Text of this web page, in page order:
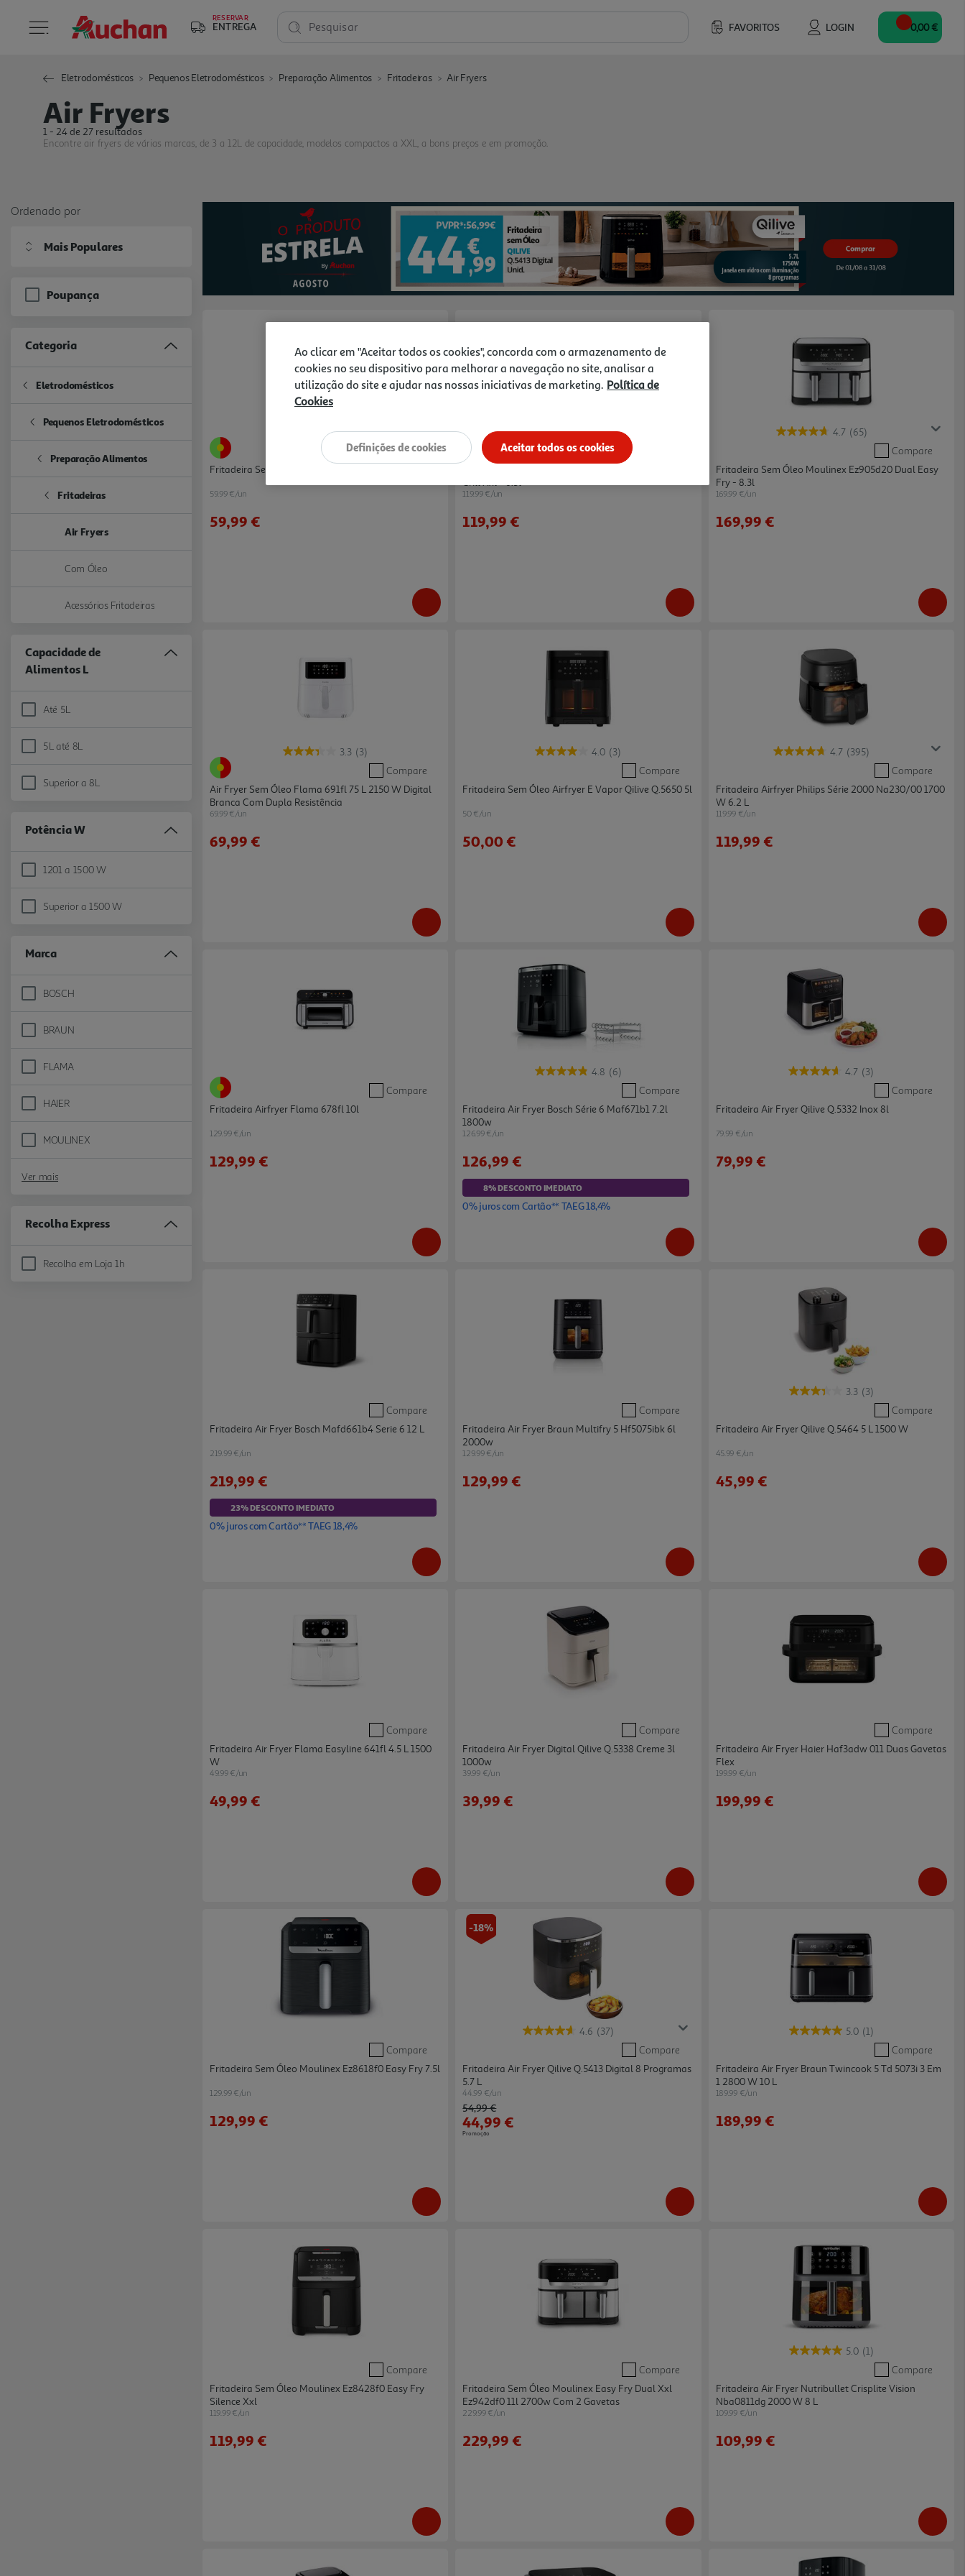
RESERVAR
ENTREGA FAVORITOS LOGIN
Pesquisar 0,00 €
Eletrodomésticos Pequenos Eletrodomésticos Preparação Alimentos Fritadeiras Air Fryers
Air Fryers
1 - 24 de 27 resultados
Encontre air fryers de várias marcas, de 3 a 12L de capacidade, modelos compactos a XXL, a bons preços e em promoção.
Ordenado por
Mais Populares
Poupança
Categoria
Eletrodomésticos
Refine by Categoria: Eletrodomésticos
Pequenos Eletrodomésticos
Refine by Categoria: Pequenos Eletrodomésticos
Preparação Alimentos
Refine by Categoria: Preparação Alimentos
Fritadeiras
Refine by Categoria: Fritadeiras
Air Fryersselected Currently Refined by Categoria: Air Fryers
Com Óleo
Refine by Categoria: Com Óleo
Acessórios Fritadeiras
Refine by Categoria: Acessórios Fritadeiras
Capacidade de
Alimentos L
Até 5L
Refine by Capacidade de Alimentos L: Até 5L
5L até 8L
Refine by Capacidade de Alimentos L: 5L até 8L
Superior a 8L
Refine by Capacidade de Alimentos L: Superior a 8L
Potência W
1201 a 1500 W
Refine by Potência W: 1201 a 1500 W
Superior a 1500 W
Refine by Potência W: Superior a 1500 W
Marca
BOSCH
Refine by Marca: BOSCH
BRAUN
Refine by Marca: BRAUN
FLAMA
Refine by Marca: FLAMA
HAIER
Refine by Marca: HAIER
MOULINEX
Refine by Marca: MOULINEX
Ver mais
Recolha Express
Recolha em Loja 1h
Refine by Recolha Express: Recolha em Loja 1h
4.8 (10)
Compare
Fritadeira Sem Óleo Air Fryer Flama 681fl Digital 7l
59.99 €/un
59,99 €
4.7 (37)
Grill Xxl - 6.5l
119.99 €/un
119,99 €
4.7 (65)
Compare
Fritadeira Sem Óleo Moulinex Ez905d20 Dual Easy
Fry - 8.3l
169.99 €/un
169,99 €
3.3 (3)
Compare
Air Fryer Sem Óleo Flama 691fl 75 L 2150 W Digital
Branca Com Dupla Resistência
69.99 €/un
69,99 €
4.0 (3)
Compare
Fritadeira Sem Óleo Airfryer E Vapor Qilive Q.5650 5l
50 €/un
50,00 €
4.7 (395)
Compare
Fritadeira Airfryer Philips Série 2000 Na230/00 1700
W 6.2 L
119.99 €/un
119,99 €
Compare
Fritadeira Airfryer Flama 678fl 10l
129.99 €/un
129,99 €
4.8 (6)
Compare
Fritadeira Air Fryer Bosch Série 6 Maf671b1 7.2l
1800w
126.99 €/un
126,99 €
8% DESCONTO IMEDIATO
0% juros com Cartão** TAEG 18,4%
4.7 (3)
Compare
Fritadeira Air Fryer Qilive Q.5332 Inox 8l
79.99 €/un
79,99 €
Compare
Fritadeira Air Fryer Bosch Mafd661b4 Serie 6 12 L
219.99 €/un
219,99 €
23% DESCONTO IMEDIATO
0% juros com Cartão** TAEG 18,4%
Compare
Fritadeira Air Fryer Braun Multifry 5 Hf5075ibk 6l
2000w
129.99 €/un
129,99 €
3.3 (3)
Compare
Fritadeira Air Fryer Qilive Q.5464 5 L 1500 W
45.99 €/un
45,99 €
Compare
Fritadeira Air Fryer Flama Easyline 641fl 4.5 L 1500
W
49.99 €/un
49,99 €
Compare
Fritadeira Air Fryer Digital Qilive Q.5338 Creme 3l
1000w
39.99 €/un
39,99 €
Compare
Fritadeira Air Fryer Haier Haf3adw 011 Duas Gavetas
Flex
199.99 €/un
199,99 €
Compare
Fritadeira Sem Óleo Moulinex Ez8618f0 Easy Fry 7.5l
129.99 €/un
129,99 €
-18%
4.6 (37)
Compare
Fritadeira Air Fryer Qilive Q.5413 Digital 8 Programas
5.7 L
44.99 €/un
Price reduced from
54,99 €to
44,99 €
Promoção
5.0 (1)
Compare
Fritadeira Air Fryer Braun Twincook 5 Td 5073i 3 Em
1 2800 W 10 L
189.99 €/un
189,99 €
Compare
Fritadeira Sem Óleo Moulinex Ez8428f0 Easy Fry
Silence Xxl
119.99 €/un
119,99 €
Compare
Fritadeira Sem Óleo Moulinex Easy Fry Dual Xxl
Ez942df0 11l 2700w Com 2 Gavetas
229.99 €/un
229,99 €
5.0 (1)
Compare
Fritadeira Air Fryer Nutribullet Crisplite Vision
Nba0811dg 2000 W 8 L
109.99 €/un
109,99 €
Ao clicar em "Aceitar todos os cookies", concorda com o armazenamento de
cookies no seu dispositivo para melhorar a navegação no site, analisar a
utilização do site e ajudar nas nossas iniciativas de marketing. Política de
Cookies
Aceitar todos os cookies
Definições de cookies